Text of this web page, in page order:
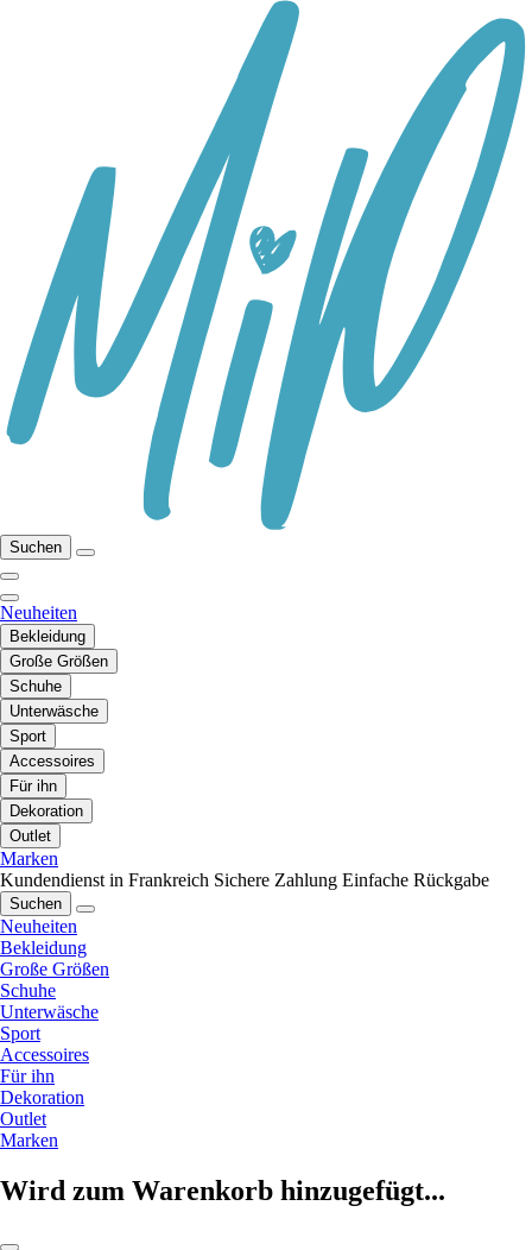
Suchen
Neuheiten
Bekleidung
Große Größen
Schuhe
Unterwäsche
Sport
Accessoires
Für ihn
Dekoration
Outlet
Marken
Kundendienst in Frankreich Sichere Zahlung Einfache Rückgabe
Suchen
Neuheiten
Bekleidung
Große Größen
Schuhe
Unterwäsche
Sport
Accessoires
Für ihn
Dekoration
Outlet
Marken
Wird zum Warenkorb hinzugefügt...